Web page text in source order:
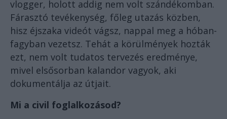
vlogger, holott addig nem volt szándékomban.
Fárasztó tevékenység, főleg utazás közben,
hisz éjszaka videót vágsz, nappal meg a hóban-
fagyban vezetsz. Tehát a körülmények hozták
ezt, nem volt tudatos tervezés eredménye,
mivel elsősorban kalandor vagyok, aki
dokumentálja az útjait.
Mi a civil foglalkozásod?